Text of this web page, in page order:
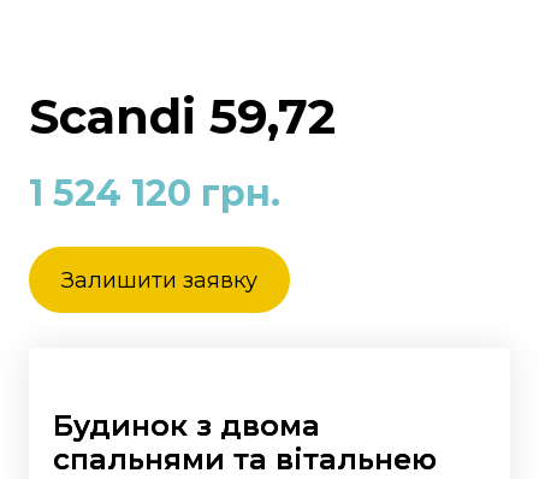
Scandi 59,72
1 524 120 грн.
Залишити заявку
Будинок з двома
спальнями та вітальнею